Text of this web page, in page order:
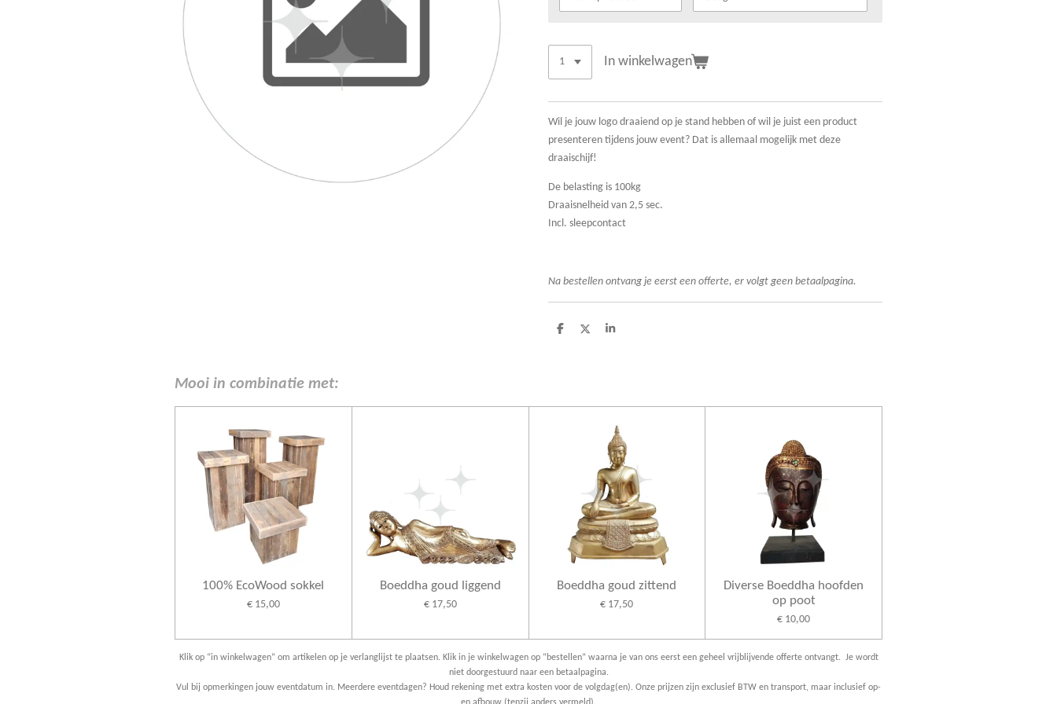
In winkelwagen
Wil je jouw logo draaiend op je stand hebben of wil je juist een product
presenteren tijdens jouw event? Dat is allemaal mogelijk met deze
draaischijf!
De belasting is 100kg
Draaisnelheid van 2,5 sec.
Incl. sleepcontact
Na bestellen ontvang je eerst een offerte, er volgt geen betaalpagina.
D
D
S
Mooi in combinatie met:
100% EcoWood sokkel
€ 15,00
Boeddha goud liggend
€ 17,50
Boeddha goud zittend
€ 17,50
Diverse Boeddha hoofden
op poot
€ 10,00
Klik op “in winkelwagen” om artikelen op je verlanglijst te plaatsen. Klik in je winkelwagen op “bestellen” waarna je van ons eerst een geheel vrijblijvende offerte ontvangt. Je wordt
niet doorgestuurd naar een betaalpagina.
Vul bij opmerkingen jouw eventdatum in. Meerdere eventdagen? Houd rekening met extra kosten voor de volgdag(en). Onze prijzen zijn exclusief BTW en transport, maar inclusief op-